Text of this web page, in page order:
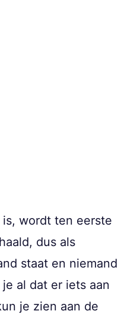
wordt ten eerste
dus als
staat en niemand
al dat er iets aan
je zien aan de